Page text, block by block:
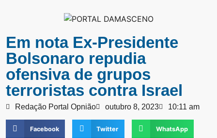
Em nota Ex-Presidente
Bolsonaro repudia
ofensiva de grupos
terroristas contra Israel
Redação Portal Opnião outubro 8, 2023 10:11 am
Facebook Twitter WhatsApp